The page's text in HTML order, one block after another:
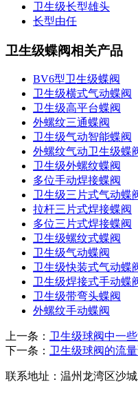
卫生级长型雄头
长型由任
卫生级蝶阀相关产品
BV6型卫生级蝶阀
卫生级横式气动蝶阀
卫生级高平台蝶阀
外螺纹三通蝶阀
卫生级气动智能蝶阀
外螺纹气动卫生级蝶
卫生级外螺纹蝶阀
多位手动焊接蝶阀
卫生级三片式气动蝶
拉杆三片式焊接蝶阀
多位三片式焊接蝶阀
卫生级螺纹式蝶阀
卫生级气动蝶阀
卫生级快装式气动蝶
卫生级焊接式手动蝶
卫生级带弯头蝶阀
外螺纹手动蝶阀
上一条： 卫生级球阀中一
下一条： 卫生级球阀的流
联系地址： 温州龙湾区沙